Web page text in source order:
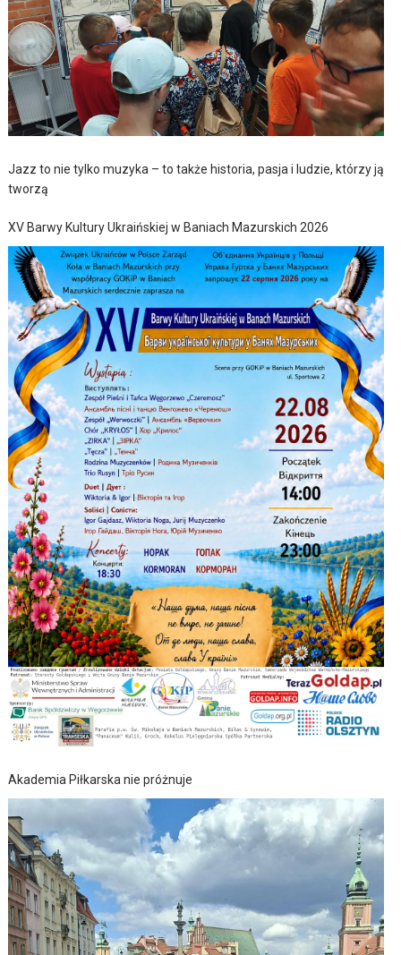
Jazz to nie tylko muzyka – to także historia, pasja i ludzie, którzy ją
tworzą
XV Barwy Kultury Ukraińskiej w Baniach Mazurskich 2026
Akademia Piłkarska nie próżnuje